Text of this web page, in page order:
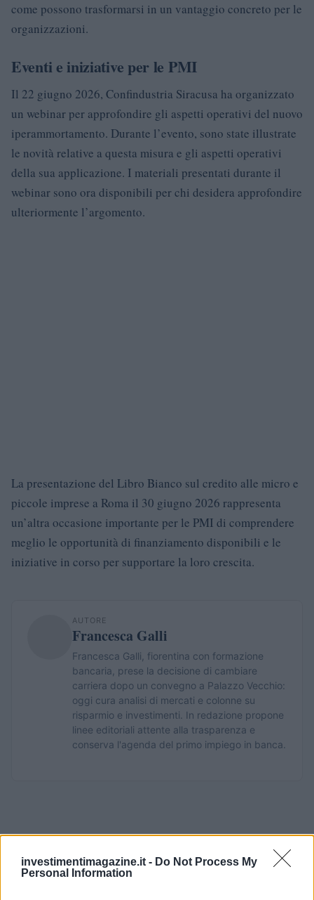
investimentimagazine.it - Do Not Process My
Personal Information
come possono trasformarsi in un vantaggio concreto per le
organizzazioni.
Eventi e iniziative per le PMI
Il 22 giugno 2026, Confindustria Siracusa ha organizzato
un webinar per approfondire gli aspetti operativi del nuovo
iperammortamento. Durante l’evento, sono state illustrate
le novità relative a questa misura e gli aspetti operativi
della sua applicazione. I materiali presentati durante il
webinar sono ora disponibili per chi desidera approfondire
ulteriormente l’argomento.
La presentazione del Libro Bianco sul credito alle micro e
piccole imprese a Roma il 30 giugno 2026 rappresenta
un’altra occasione importante per le PMI di comprendere
meglio le opportunità di finanziamento disponibili e le
iniziative in corso per supportare la loro crescita.
AUTORE
Francesca Galli
Francesca Galli, fiorentina con formazione
bancaria, prese la decisione di cambiare
carriera dopo un convegno a Palazzo Vecchio:
oggi cura analisi di mercati e colonne su
risparmio e investimenti. In redazione propone
linee editoriali attente alla trasparenza e
conserva l'agenda del primo impiego in banca.